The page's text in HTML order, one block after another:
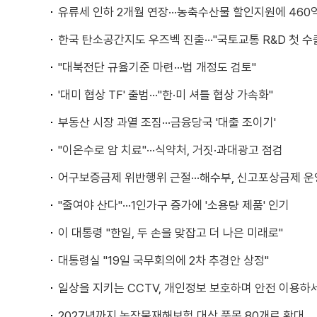
유류세 인하 2개월 연장···농축수산물 할인지원에 460
한국 탄소공간지도 우즈벡 진출···"국토교통 R&D 첫 수
"대북전단 규율기준 마련···법 개정도 검토"
'대미 협상 TF' 출범···"한·미 셔틀 협상 가속화"
부동산 시장 과열 조짐···금융당국 '대출 조이기'
"이온수로 암 치료"···식약처, 거짓·과대광고 점검
어구보증금제 위반행위 근절···해수부, 신고포상금제 운
"줄여야 산다"···1인가구 증가에 '소용량 제품' 인기
이 대통령 "한일, 두 손을 맞잡고 더 나은 미래로"
대통령실 "19일 국무회의에 2차 추경안 상정"
일상을 지키는 CCTV, 개인정보 보호하며 안전 이용하